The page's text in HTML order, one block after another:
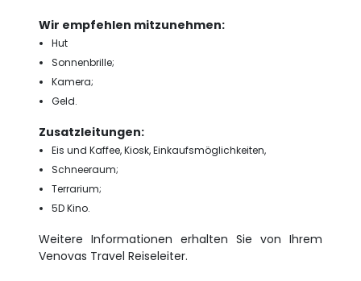
Wir empfehlen mitzunehmen:
Hut
Sonnenbrille;
Kamera;
Geld.
Zusatzleitungen:
Eis und Kaffee, Kiosk, Einkaufsmöglichkeiten,
Schneeraum;
Terrarium;
5D Kino.
Weitere Informationen erhalten Sie von Ihrem
Venovas Travel Reiseleiter.